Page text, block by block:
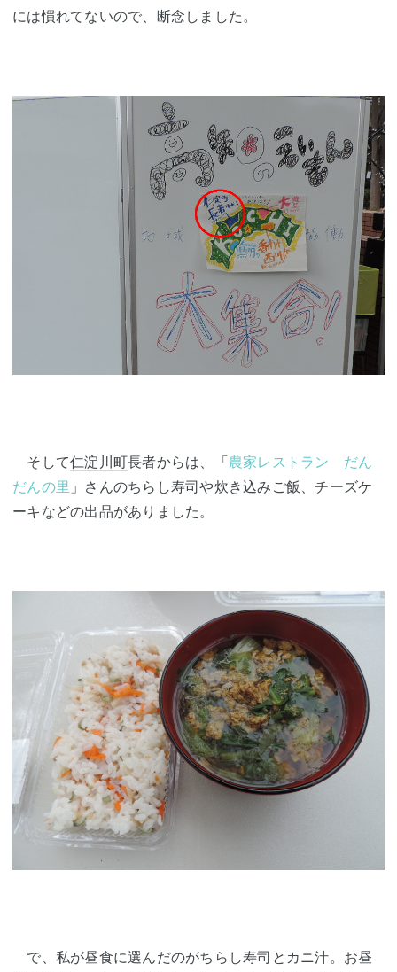
には慣れてないので、断念しました。
そして仁淀川町長者からは、「農家レストラン だん
だんの里 」さんのちらし寿司や炊き込みご飯、チーズケ
ーキなどの出品がありました。
で、私が昼食に選んだのがちらし寿司とカニ汁。お昼